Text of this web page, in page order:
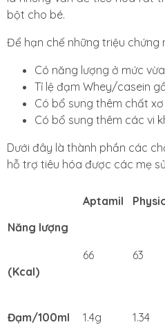
bột cho bé.
Để hạn chế những triệu chứng
Có năng lượng ở mức
Tỉ lệ đạm Whey/casein
Có bổ sung thêm chất xơ
Có bổ sung thêm các vi
Dưới đây là thành phần các
hỗ trợ tiêu hóa được các mẹ
Aptamil
Năng lượng
(Kcal)
66 63
Đạm/100ml 1.4g 1.34